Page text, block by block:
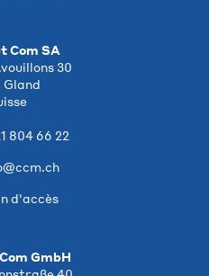
Com SA
30
Gland
804 66 22
d'accès
GmbH